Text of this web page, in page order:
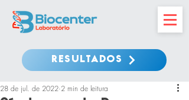
RESULTADOS
28 de jul. de 2022 2 min de leitura